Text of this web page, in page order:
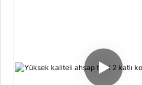
rahatlık ve işlevselliği